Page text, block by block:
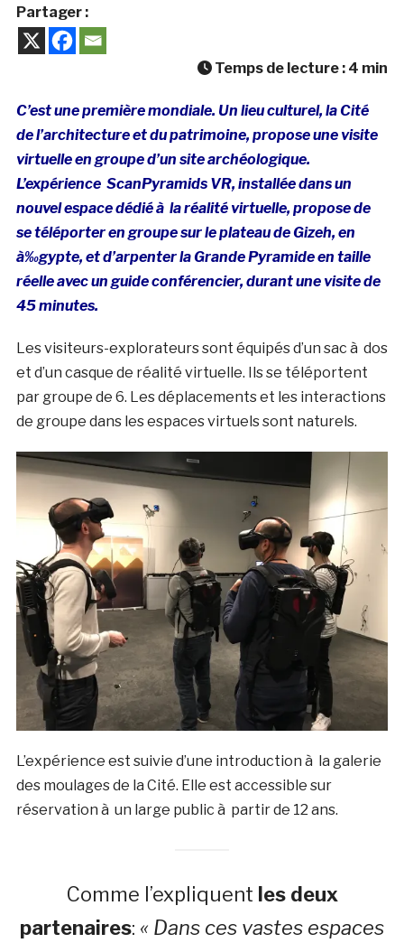
Partager :
Temps de lecture : 4 min
C’est une première mondiale. Un lieu culturel, la Cité
de l’architecture et du patrimoine, propose une visite
virtuelle en groupe d’un site archéologique.
L’expérience ScanPyramids VR, installée dans un
nouvel espace dédié à la réalité virtuelle, propose de
se téléporter en groupe sur le plateau de Gizeh, en
à‰gypte, et d’arpenter la Grande Pyramide en taille
réelle avec un guide conférencier, durant une visite de
45 minutes.
Les visiteurs-explorateurs sont équipés d’un sac à dos
et d’un casque de réalité virtuelle. Ils se téléportent
par groupe de 6. Les déplacements et les interactions
de groupe dans les espaces virtuels sont naturels.
L’expérience est suivie d’une introduction à la galerie
des moulages de la Cité. Elle est accessible sur
réservation à un large public à partir de 12 ans.
Comme l’expliquent les deux
partenaires: « Dans ces vastes espaces